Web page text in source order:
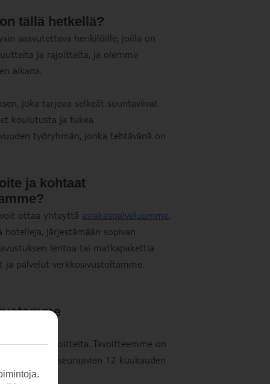
tällä hetkellä?
saavutettava henkilöille, joilla on
ja rajoitteita, ja olemme
aikana.
joka tarjoaa selkeät suuntaviivat
koulutusta ja tukea
työryhmän, jonka tehtävänä on
ja kohtaat
ottaa yhteyttä asiakaspalveluumme.
järjestämään sopivan
lentoa tai matkapakettia
ja palvelut verkkosivustoltamme.
ja rajoitteita. Tavoitteemme on
seuraavien 12 kuukauden